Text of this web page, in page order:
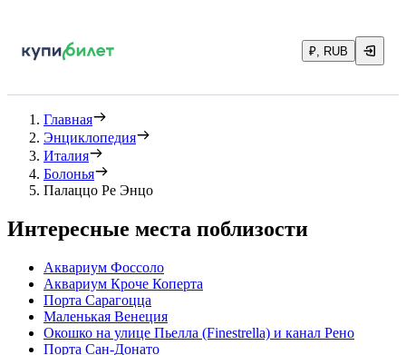
₽, RUB
Главная
Энциклопедия
Италия
Болонья
Палаццо Ре Энцо
Интересные места поблизости
Аквариум Фоссоло
Аквариум Кроче Коперта
Порта Сарагоцца
Маленькая Венеция
Окошко на улице Пьелла (Finestrella) и канал Рено
Порта Сан-Донато